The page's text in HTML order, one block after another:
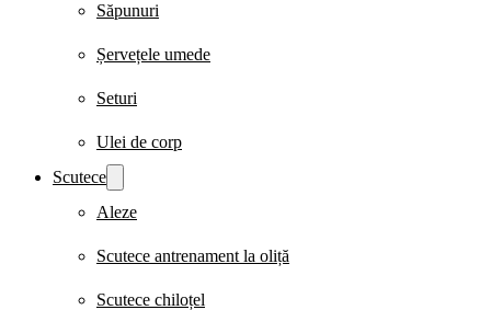
Săpunuri
Șervețele umede
Seturi
Ulei de corp
Scutece
Aleze
Scutece antrenament la oliță
Scutece chiloțel